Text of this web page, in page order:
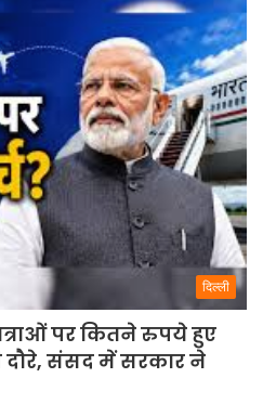
दिल्ली
पर कितने रुपये हुए
दौरे, संसद में सरकार ने